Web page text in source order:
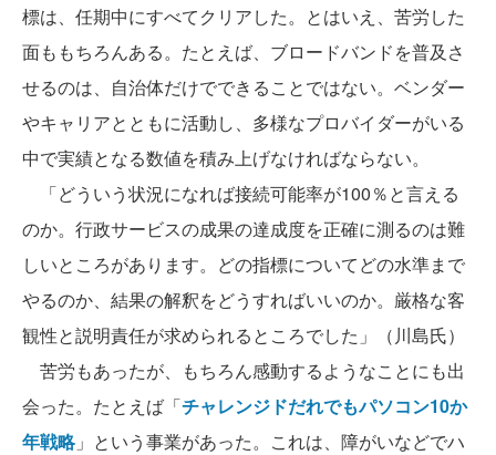
標は、任期中にすべてクリアした。とはいえ、苦労した
面ももちろんある。たとえば、ブロードバンドを普及さ
せるのは、自治体だけでできることではない。ベンダー
やキャリアとともに活動し、多様なプロバイダーがいる
中で実績となる数値を積み上げなければならない。
「どういう状況になれば接続可能率が100％と言える
のか。行政サービスの成果の達成度を正確に測るのは難
しいところがあります。どの指標についてどの水準まで
やるのか、結果の解釈をどうすればいいのか。厳格な客
観性と説明責任が求められるところでした」（川島氏）
苦労もあったが、もちろん感動するようなことにも出
会った。たとえば「チャレンジドだれでもパソコン10か
年戦略」という事業があった。これは、障がいなどでハ